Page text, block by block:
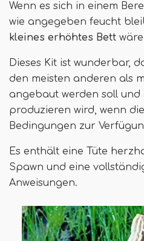
Wenn es sich in einem
wie angegeben feucht
kleines erhöhtes Bett
Dieses Kit ist wunderbar,
den meisten anderen als
angebaut werden soll
produzieren wird, wenn
Bedingungen zur
Es enthält eine Tüte
Spawn und eine
Anweisungen.